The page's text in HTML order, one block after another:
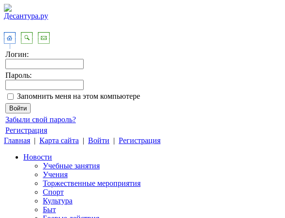
Логин:
Пароль:
Запомнить меня на этом компьютере
Забыли свой пароль?
Регистрация
Главная | Карта сайта | Войти | Регистрация
Новости
Учебные занятия
Учения
Торжественные мероприятия
Спорт
Культура
Быт